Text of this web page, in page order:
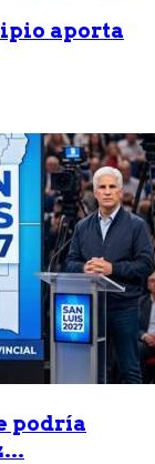
aporta
podría